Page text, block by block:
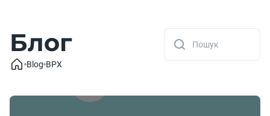
Блог
Blog BPX